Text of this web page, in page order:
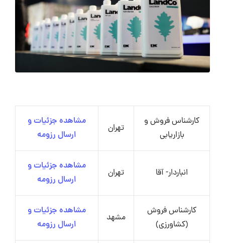
کارشناس فروش و
بازاریابی
تهران
مشاهده جزئیات و
ارسال رزومه
انباردار- آقا تهران
مشاهده جزئیات و
ارسال رزومه
کارشناس فروش
(کشاورزی)
مشهد
مشاهده جزئیات و
ارسال رزومه